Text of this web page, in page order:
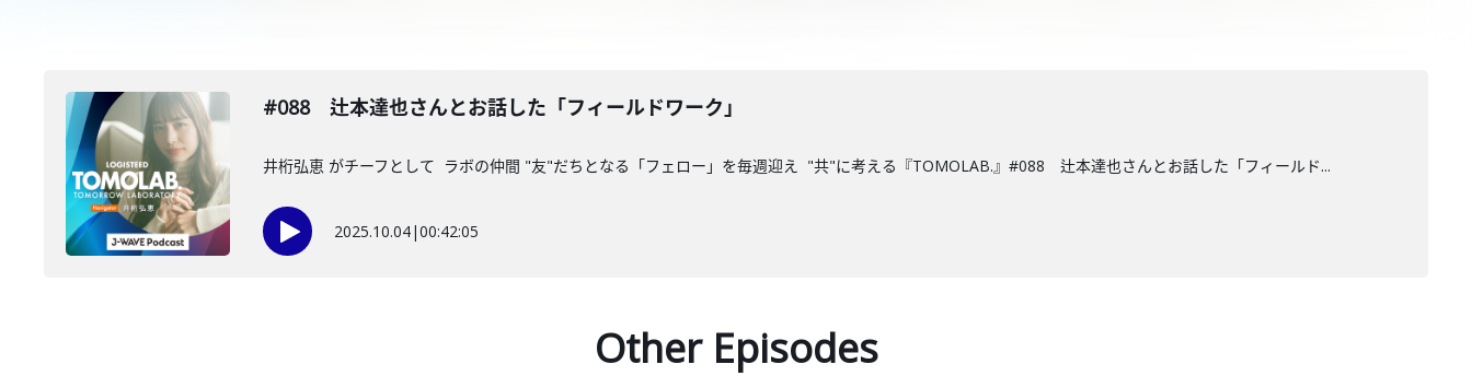
#088 辻本達也さんとお話した「フィールドワーク」
井桁弘恵 がチーフとして ラボの仲間 "友"だちとなる「フェロー」を毎週迎え "共"に考える『TOMOLAB.』#088 辻本達也さんとお話した「フィールド...
2025.10.04|00:42:05
Other Episodes